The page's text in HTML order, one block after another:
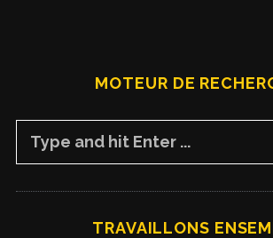
MOTEUR DE
TRAVAILLONS